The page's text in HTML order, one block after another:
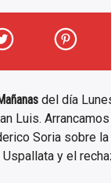
del día
Luis.
Soria sobre
Uspallata y el